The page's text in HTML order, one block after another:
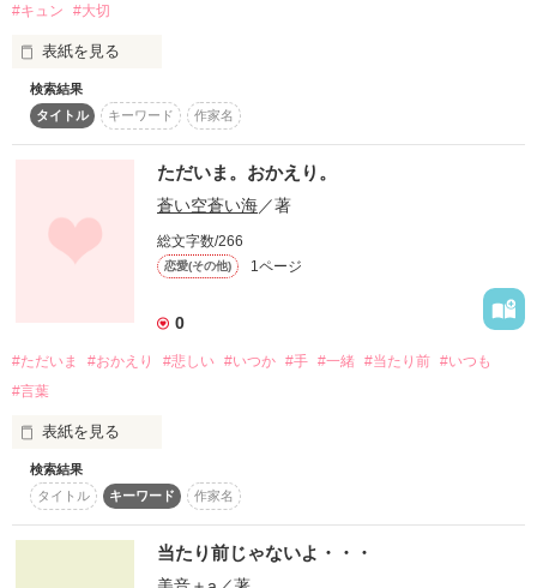
高山さん
名古屋ゆりあさん
SHIROさん
蒼井深可さん
素敵レビュー
作品を読む
#キュン #大切
表紙を見る
いつも君を見ると
私ゎ君といるコトゎ当たり前なんだ....と思ってしまう。
ぜひ、読んでみてください。
検索結果
タイトル
キーワード 作家名
ただいま。おかえり。
蒼い空蒼い海／著
総文字数/266
恋愛(その他) 1ページ
0
#ただいま #おかえり #悲しい #いつか #手 #一緒 #当たり前 #いつも
#言葉
表紙を見る
ただいま。おかえり。
検索結果
タイトル
キーワード 作家名
当たり前じゃないよ・・・